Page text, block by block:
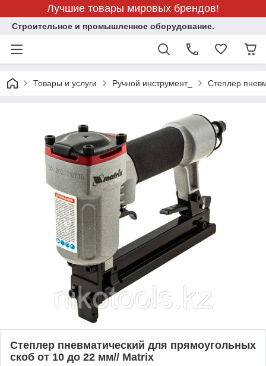
Лучшие товары мировых брендов!
Строительное и промышленное оборудование.
Товары и услуги Ручной инструмент_ Степлер
Степлер пневматический для прямоугольных
скоб от 10 до 22 мм// Matrix